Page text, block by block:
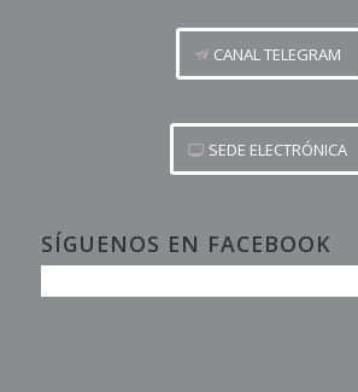
CANAL TELEGRAM
SEDE ELECTRÓNICA
SÍGUENOS EN FACEBOOK